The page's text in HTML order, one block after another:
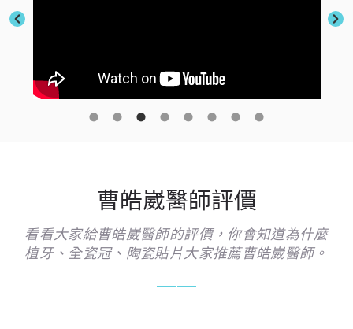
曹皓崴醫師評價
看看大家給曹皓崴醫師的評價，你會知道為什麼
植牙、全瓷冠、陶瓷貼片大家推薦曹皓崴醫師。